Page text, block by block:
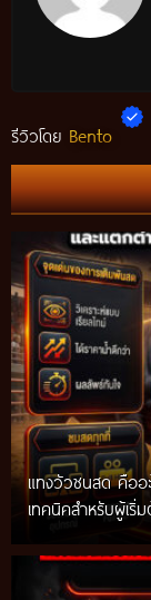
รีวิวโดย Bento
แทงวัวชนสด คืออ
เทคนิคสำหรับผู้เริ่